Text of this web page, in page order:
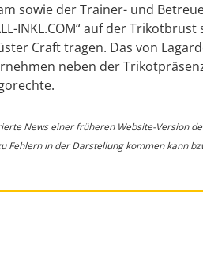
sowie der Trainer- und
INKL.COM“ auf der
Craft tragen. Das von
neben der
News einer früheren Website-Version
Fehlern in der Darstellung kommen kann